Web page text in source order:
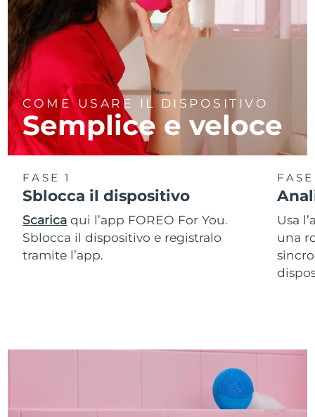
COME USARE IL DISPOSITIVO
Semplice e veloce
FASE 1
Sblocca il dispositivo
Scarica qui l’app FOREO For You.
Sblocca il dispositivo e registralo
tramite l’app.
Usa
una